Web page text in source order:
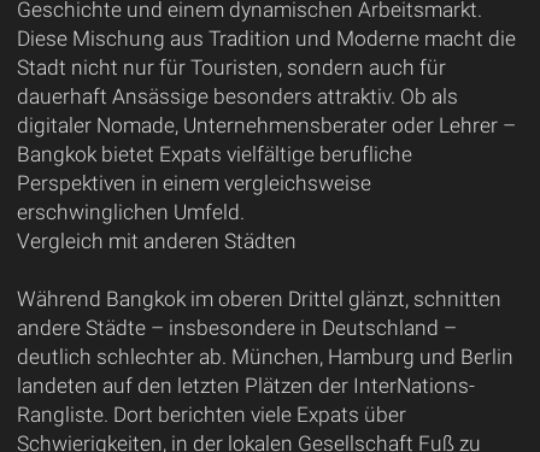
Geschichte und einem dynamischen Arbeitsmarkt.
Diese Mischung aus Tradition und Moderne macht die
Stadt nicht nur für Touristen, sondern auch für
dauerhaft Ansässige besonders attraktiv. Ob als
digitaler Nomade, Unternehmensberater oder Lehrer –
Bangkok bietet Expats vielfältige berufliche
Perspektiven in einem vergleichsweise
erschwinglichen Umfeld.
Vergleich mit anderen Städten
Während Bangkok im oberen Drittel glänzt, schnitten
andere Städte – insbesondere in Deutschland –
deutlich schlechter ab. München, Hamburg und Berlin
landeten auf den letzten Plätzen der InterNations-
Rangliste. Dort berichten viele Expats über
Schwierigkeiten, in der lokalen Gesellschaft Fuß zu